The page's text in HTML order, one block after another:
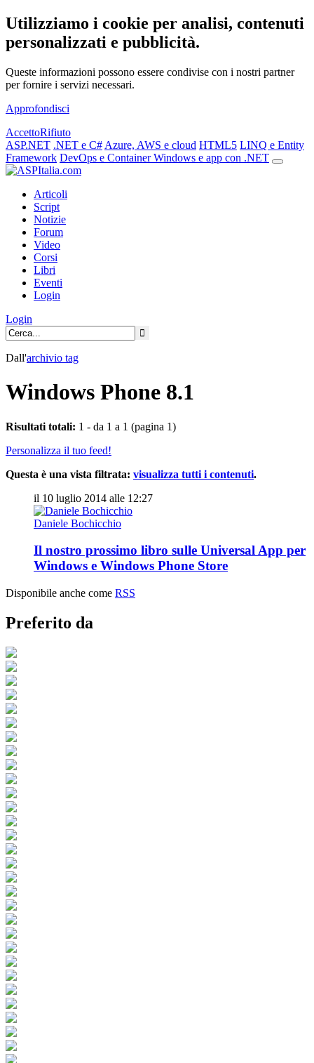
Utilizziamo i cookie per analisi, contenuti
personalizzati e pubblicità.
Queste informazioni possono essere condivise con i nostri partner
per fornire i servizi necessari.
Approfondisci
AccettoRifiuto
ASP.NET .NET e C# Azure, AWS e cloud HTML5 LINQ e Entity
Framework DevOps e ContainerWindows e app con .NET
Articoli
Script
Notizie
Forum
Video
Corsi
Libri
Eventi
Login
Login
Dall'archivio tag
Windows Phone 8.1
Risultati totali: 1 - da 1 a 1 (pagina 1)
Personalizza il tuo feed!
Questa è una vista filtrata: visualizza tutti i contenuti.
il 10 luglio 2014 alle 12:27
Daniele Bochicchio
Il nostro prossimo libro sulle Universal App per
Windows e Windows Phone Store
Disponibile anche come RSS
Preferito da